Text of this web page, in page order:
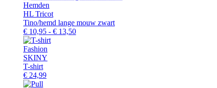
Hemden
HL Tricot
Tino/hemd lange mouw zwart
€ 10,95 - € 13,50Prijsklasse:
Fashion
SKINY
T-shirt
€ 24,99